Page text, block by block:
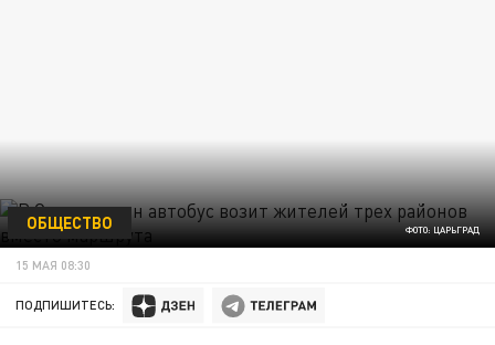
ФОТО: ЦАРЬГРАД
ОБЩЕСТВО
15 МАЯ 08:30
ПОДПИШИТЕСЬ: